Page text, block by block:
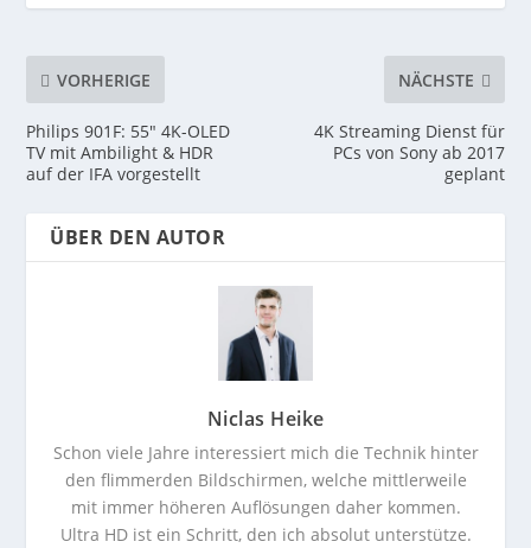
VORHERIGE
Philips 901F: 55″ 4K-OLED
TV mit Ambilight & HDR
auf der IFA vorgestellt
NÄCHSTE
4K Streaming Dienst für
PCs von Sony ab 2017
geplant
ÜBER DEN AUTOR
Niclas Heike
Schon viele Jahre interessiert mich die Technik hinter
den flimmerden Bildschirmen, welche mittlerweile
mit immer höheren Auflösungen daher kommen.
Ultra HD ist ein Schritt, den ich absolut unterstütze.